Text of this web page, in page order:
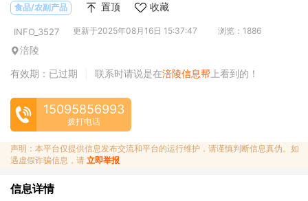
食品/农副产品 置顶 收藏
INFO_3527 更新于2025年08月16日 15:37:47 浏览：1886
涪陵
有效期：已过期
联系时请说是在涪陵信息帮 上看到的！
15095856993
拨打电话
声明：本平台仅提供信息发布交流和平台的运行维护，请谨慎判断信息真伪。如
遇虚假诈骗信息，请 立即举报
信息详情